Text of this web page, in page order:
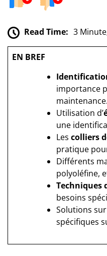
Read Time: 3
EN BREF
importance
maintenance.
Utilisation d’
une
Les colliers
pratique
Différents
polyoléfine,
Techniques
besoins
Solutions
spécifiques